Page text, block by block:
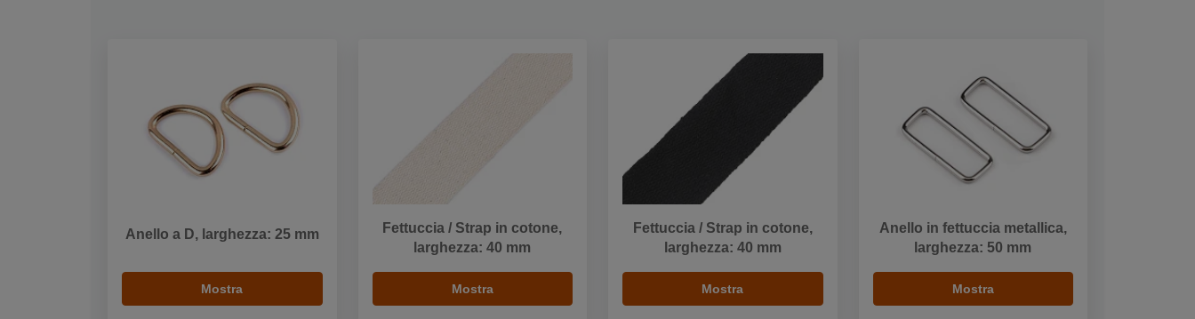
Anello a D, larghezza: 25 mm
Mostra
Fettuccia / Strap in cotone,
larghezza: 40 mm
Mostra
Fettuccia / Strap in cotone,
larghezza: 40 mm
Mostra
Anello in fettuccia metallica,
larghezza: 50 mm
Mostra